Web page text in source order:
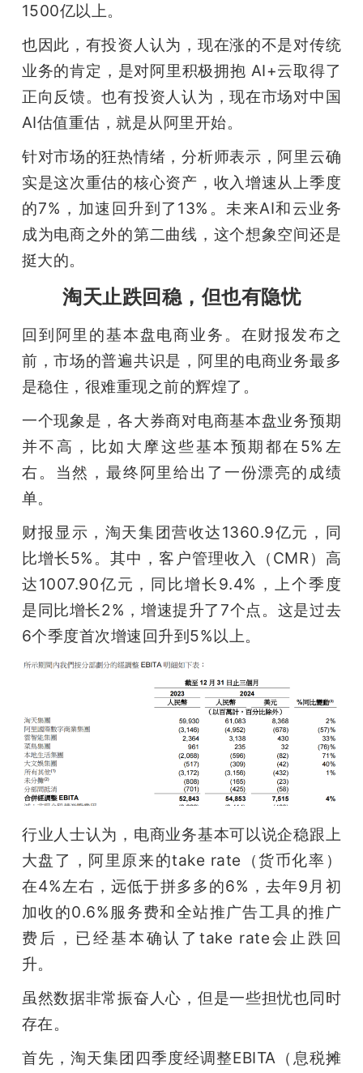
1500亿以上。
也因此，有投资人认为，现在涨的不是对传统
业务的肯定，是对阿里积极拥抱 AI+云取得了
正向反馈。也有投资人认为，现在市场对中国
AI估值重估，就是从阿里开始。
针对市场的狂热情绪，分析师表示，阿里云确
实是这次重估的核心资产，收入增速从上季度
的7%，加速回升到了13%。未来AI和云业务
成为电商之外的第二曲线，这个想象空间还是
挺大的。
淘天止跌回稳，但也有隐忧
回到阿里的基本盘电商业务。在财报发布之
前，市场的普遍共识是，阿里的电商业务最多
是稳住，很难重现之前的辉煌了。
一个现象是，各大券商对电商基本盘业务预期
并不高，比如大摩这些基本预期都在5%左
右。当然，最终阿里给出了一份漂亮的成绩
单。
财报显示，淘天集团营收达1360.9亿元，同
比增长5%。其中，客户管理收入（CMR）高
达1007.90亿元，同比增长9.4%，上个季度
是同比增长2%，增速提升了7个点。这是过去
6个季度首次增速回升到5%以上。
行业人士认为，电商业务基本可以说企稳跟上
大盘了，阿里原来的ta­ke ra­te（货币化率）
在4%左右，远低于拼多多的6%，去年9月初
加收的0.6%服务费和全站推广告工具的推广
费后，已经基本确认了take rate会止跌回
升。
虽然数据非常振奋人心，但是一些担忧也同时
存在。
首先，淘天集团四季度经调整EBITA（息税摊